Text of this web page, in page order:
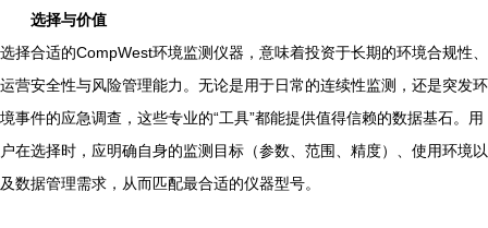
选择与价值
选择合适的CompWest环境监测仪器，意味着投资于长期的环境合规性、
运营安全性与风险管理能力。无论是用于日常的连续性监测，还是突发环
境事件的应急调查，这些专业的“工具”都能提供值得信赖的数据基石。用
户在选择时，应明确自身的监测目标（参数、范围、精度）、使用环境以
及数据管理需求，从而匹配最合适的仪器型号。